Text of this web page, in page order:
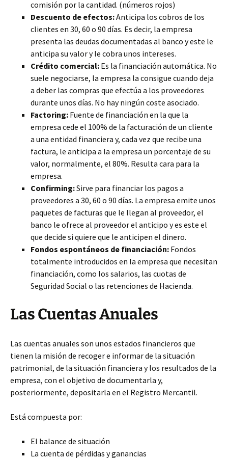
comisión por la cantidad. (números rojos)
Descuento de efectos:Anticipa los cobros de los
clientes en 30, 60 o 90 días. Es decir, la empresa
presenta las deudas documentadas al banco y este le
anticipa su valor y le cobra unos intereses.
Crédito comercial: Es la financiación automática. No
suele negociarse, la empresa la consigue cuando deja
a deber las compras que efectúa a los proveedores
durante unos días. No hay ningún coste asociado.
Factoring: Fuente de financiación en la que la
empresa cede el 100% de la facturación de un cliente
a una entidad financiera y, cada vez que recibe una
factura, le anticipa a la empresa un porcentaje de su
valor, normalmente, el 80%. Resulta cara para la
empresa.
Confirming:Sirve para financiar los pagos a
proveedores a 30, 60 o 90 días. La empresa emite unos
paquetes de facturas que le llegan al proveedor, el
banco le ofrece al proveedor el anticipo y es este el
que decide si quiere que le anticipen el dinero.
Fondos espontáneos de financiación: Fondos
totalmente introducidos en la empresa que necesitan
financiación, como los salarios, las cuotas de
Seguridad Social o las retenciones de Hacienda.
Las Cuentas Anuales
Las cuentas anuales son unos estados financieros que
tienen la misión de recoger e informar de la situación
patrimonial, de la situación financiera y los resultados de la
empresa, con el objetivo de documentarla y,
posteriormente, depositarla en el Registro Mercantil.
Está compuesta por:
El balance de situación
La cuenta de pérdidas y ganancias